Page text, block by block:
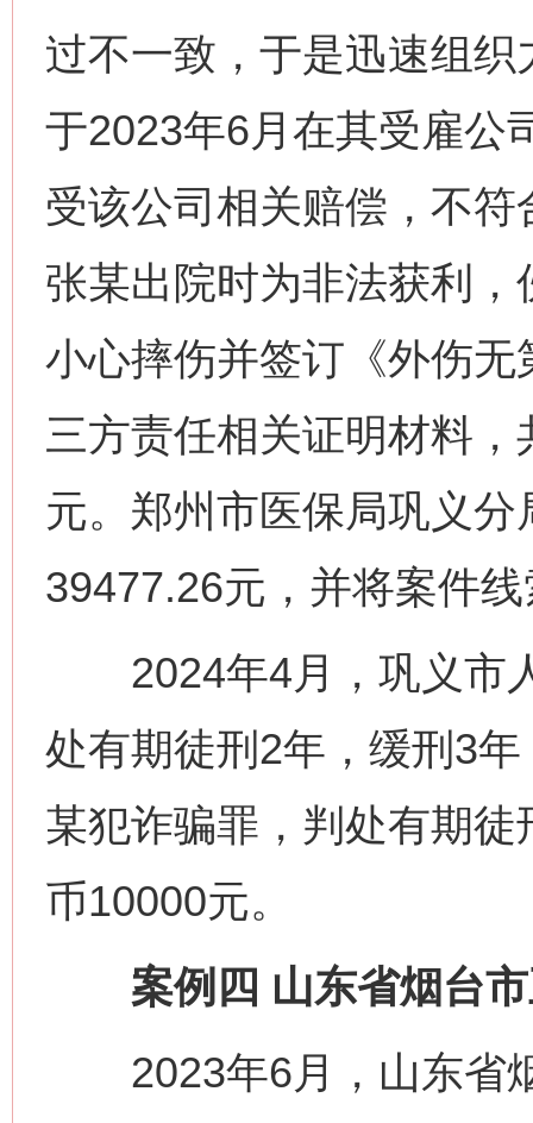
过不一致，于是迅速组
于2023年6月在其受雇公
受该公司相关赔偿，不
张某出院时为非法获利
小心摔伤并签订《外伤
三方责任相关证明材料
元。郑州市医保局巩义
39477.26元，并将案件
2024年4月，巩义市
处有期徒刑2年，缓刑3
某犯诈骗罪，判处有期
币10000元。
案例四 山东省烟台市
2023年6月，山东省